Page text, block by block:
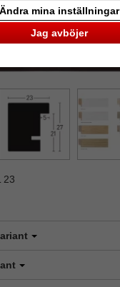
Jag avböjer
Ändra mina inställningar
23